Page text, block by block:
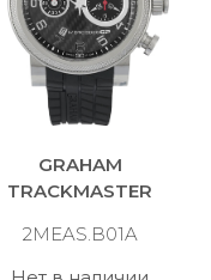
GRAHAM
TRACKMASTER
2MEAS.B01A